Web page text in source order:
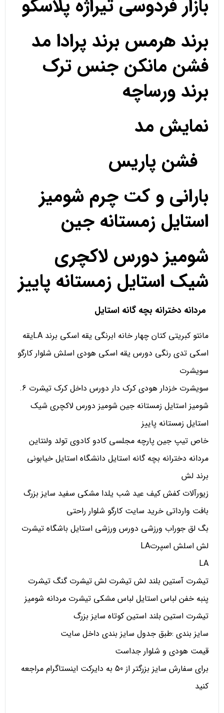
بازار فردوسی تیراژه پلاسکو
برند هرمس برند پرادا مد
فشن مانکن جنس ترک
برند ورساچه
نمایش مد
فشن پاریس
بارانی و کت چرم شومیز
استایل زمستانه جین
شومیز دورس لاکچری
شیک استایل زمستانه پاییز
مردانه دخترانه بچه گانه استایل
مانتو کبریتی کتان چهار خانه ابرنگی یقه اسکی برند LAیقه
اسکی تدی رنگی دورس یقه اسکی هودی اسلش شلوار کارگو
سویشرت
سویشرت خزدار هودی کرک دار دورس داخل کرک تیشرت 6.
شومیز استایل زمستانه جین شومیز دورس لاکچری شیک
استایل زمستانه پاییز
خاص تیپ جین پارچه مجلسی کادو کادوی تولد ولنتاین
مردانه دخترانه بچه گانه استایل دانشگاه استایل خیابونی
برند لش
زیورآلات کفش کیف عید شب یلدا مشکی سفید سایز بزرگ
بافت وارداتی خرید سایت کارگو شلوار راحتی
بگ لق جوراب ورزشی دورس ورزشی استایل باشگاه تیشرت
لش اسلش اسپرتLA
LA
تیشرت آستین بلند لش تیشرت لش تیشرت گنگ تیشرت
پنبه خفن لباس استایل لباس مشکی تیشرت مردانه شومیز
تیشرت استین بلند استین کوتاه سایز بزرگ
سایز بندی :طبق جدول سایز بندی داخل سایت
قیمت هودی و شلوار جداست
برای سفارش سایز بزرگتر از 50 به دایرکت اینستاگرام مراجعه
کنید